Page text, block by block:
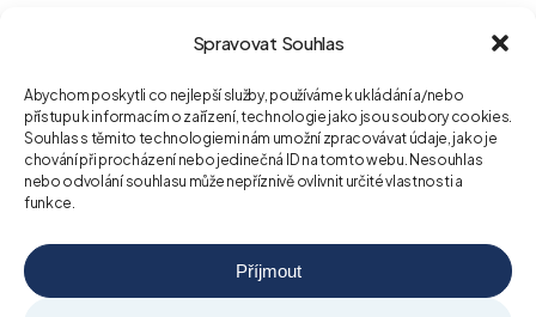
Spravovat Souhlas
Abychom poskytli co nejlepší služby, používáme k ukládání a/nebo
přístupu k informacím o zařízení, technologie jako jsou soubory cookies.
Souhlas s těmito technologiemi nám umožní zpracovávat údaje, jako je
chování při procházení nebo jedinečná ID na tomto webu. Nesouhlas
nebo odvolání souhlasu může nepříznivě ovlivnit určité vlastnosti a
funkce.
Příjmout
Nové Město, 110 00 Praha
Navigovat
Telefon:
E-mail:pqam@pqam.cz